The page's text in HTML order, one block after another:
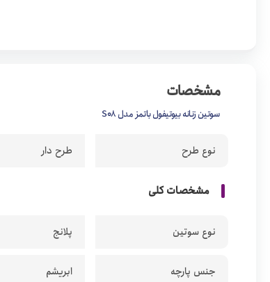
مشخصات
سوتین زنانه بیوتیفول باتمز مدل S08
نوع طرح طرح دار
مشخصات کلی
نوع سوتین پلانج
جنس پارچه ابریشم